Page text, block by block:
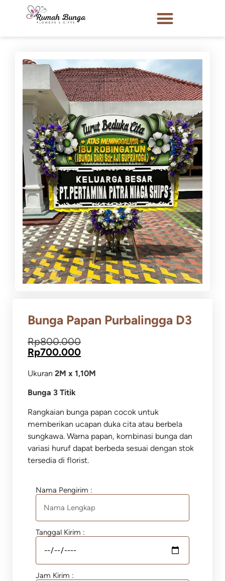
Bunga Papan Purbalingga D3
Rp800.000
Rp700.000
Ukuran 2M x 1,10M
Bunga 3 Titik
Rangkaian bunga papan cocok untuk
memberikan ucapan duka cita atau berbela
sungkawa. Warna papan, kombinasi bunga dan
variasi huruf dapat berbeda sesuai dengan stok
tersedia di florist.
Nama Pengirim :
Tanggal Kirim :
Jam Kirim :